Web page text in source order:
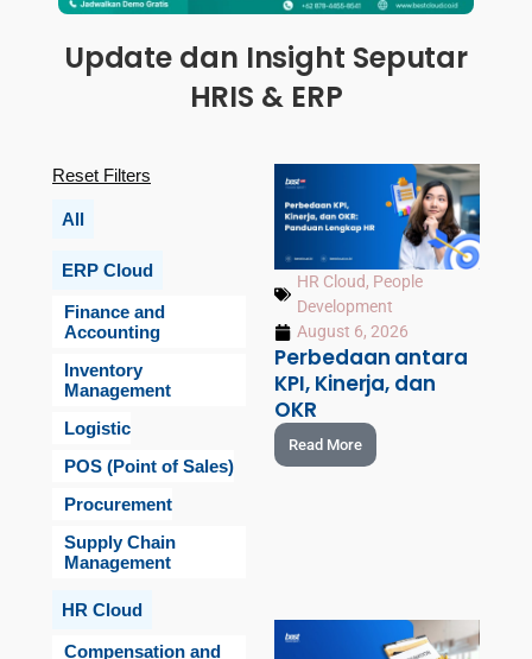
Update dan Insight Seputar
HRIS & ERP
All
ERP Cloud
Finance and
Accounting
Inventory
Management
Logistic
POS (Point of Sales)
Procurement
Supply Chain
Management
HR Cloud
Compensation and
Reset Filters
HR Cloud, People
Development
August 6, 2026
Perbedaan antara
KPI, Kinerja, dan
OKR
Read More